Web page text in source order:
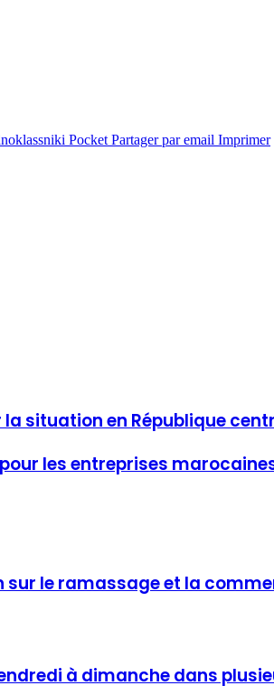
Pocket Partager par email Imprimer
la situation en République
les entreprises
sur le ramassage et la
à dimanche dans